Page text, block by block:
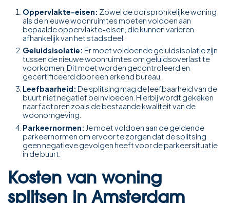
Oppervlakte-eisen: Zowel de oorspronkelijke woning
als de nieuwe woonruimtes moeten voldoen aan
bepaalde oppervlakte-eisen, die kunnen variëren
afhankelijk van het stadsdeel.
Geluidsisolatie: Er moet voldoende geluidsisolatie zijn
tussen de nieuwe woonruimtes om geluidsoverlast te
voorkomen. Dit moet worden gecontroleerd en
gecertificeerd door een erkend bureau.
Leefbaarheid: De splitsing mag de leefbaarheid van de
buurt niet negatief beïnvloeden. Hierbij wordt gekeken
naar factoren zoals de bestaande kwaliteit van de
woonomgeving.
Parkeernormen: Je moet voldoen aan de geldende
parkeernormen om ervoor te zorgen dat de splitsing
geen negatieve gevolgen heeft voor de parkeersituatie
in de buurt.
Kosten van woning
splitsen in Amsterdam